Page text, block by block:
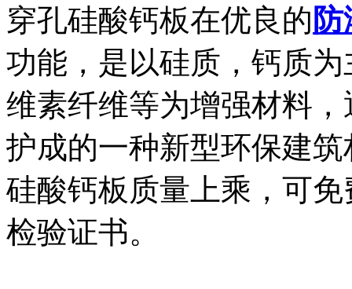
穿孔硅酸钙板在优良的
功能，是以硅质，钙质
维素纤维等为增强材料
护成的一种新型环保建
硅酸钙板质量上乘，可
检验证书。